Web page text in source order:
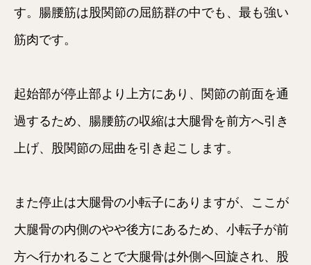
す。腸腰筋は股関節の屈筋群の中でも、最も強い
筋肉です。
起始部が停止部より上方にあり、関節の前面を通
過するため、腸腰筋の収縮は大腿骨を前方へ引き
上げ、股関節の屈曲を引き起こします。
また停止は大腿骨の小転子にありますが、ここが
大腿骨の内側のやや後方にあるため、小転子が前
方へ行かれることで大腿骨は外側へ回旋され、股